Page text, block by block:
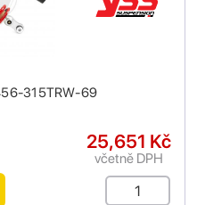
315TRW-69
25,651 Kč
včetně DPH